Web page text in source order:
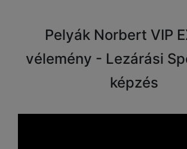
Pelyák Norbert VIP
vélemény - Lezárási
képzés